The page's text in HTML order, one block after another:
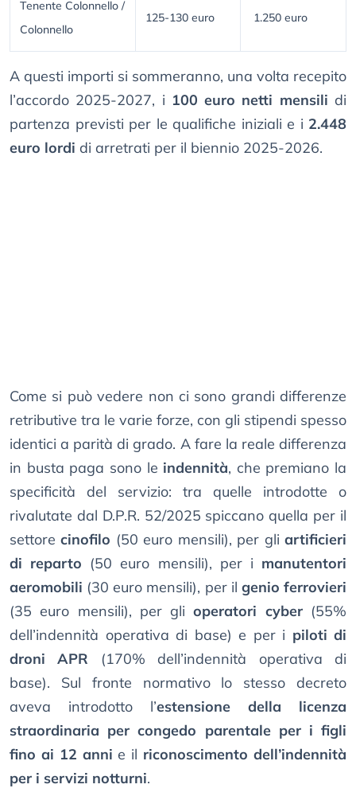
Tenente Colonnello /
Colonnello
125-130 euro 1.250 euro
A questi importi si sommeranno, una volta recepito
l’accordo 2025-2027, i 100 euro netti mensili di
partenza previsti per le qualifiche iniziali e i 2.448
euro lordi di arretrati per il biennio 2025-2026.
Come si può vedere non ci sono grandi differenze
retributive tra le varie forze, con gli stipendi spesso
identici a parità di grado. A fare la reale differenza
in busta paga sono le indennità, che premiano la
specificità del servizio: tra quelle introdotte o
rivalutate dal D.P.R. 52/2025 spiccano quella per il
settorecinofilo (50 euro mensili), per gliartificieri
di reparto (50 euro mensili), per i manutentori
aeromobili (30 euro mensili), per il genio ferrovieri
(35 euro mensili), per glioperatori cyber(55%
dell’indennità operativa di base) e per i piloti di
droni APR (170% dell’indennità operativa di
base). Sul fronte normativo lo stesso decreto
aveva introdotto l’estensione della licenza
straordinaria per congedo parentale per i figli
fino ai 12 anni e il riconoscimento dell’indennità
per i servizi notturni.